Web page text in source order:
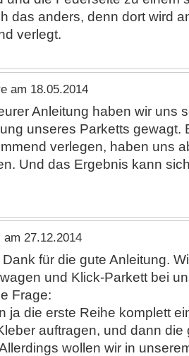
das anders, denn dort wird
verlegt.
am 18.05.2014
Anleitung haben wir uns
unseres Parketts gewagt.
verlegen, haben uns
Und das Ergebnis kann
am 27.12.2014
für die gute Anleitung.
und Klick-Parkett bei
Frage:
ja die erste Reihe komplett
auftragen, und dann
wollen wir in